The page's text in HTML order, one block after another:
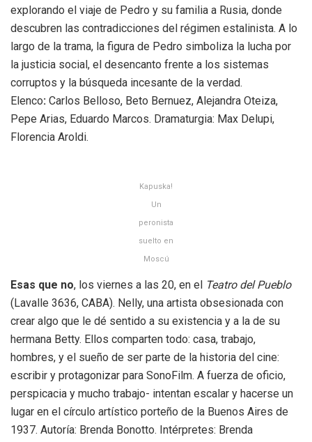
explorando el viaje de Pedro y su familia a Rusia, donde
descubren las contradicciones del régimen estalinista. A lo
largo de la trama, la figura de Pedro simboliza la lucha por
la justicia social, el desencanto frente a los sistemas
corruptos y la búsqueda incesante de la verdad.
Elenco: Carlos Belloso, Beto Bernuez, Alejandra Oteiza,
Pepe Arias, Eduardo Marcos. Dramaturgia: Max Delupi,
Florencia Aroldi.
Kapuska!
Un
peronista
suelto en
Moscú
Esas que no, los viernes a las 20, en el Teatro del Pueblo
(Lavalle 3636, CABA). Nelly, una artista obsesionada con
crear algo que le dé sentido a su existencia y a la de su
hermana Betty. Ellos comparten todo: casa, trabajo,
hombres, y el sueño de ser parte de la historia del cine:
escribir y protagonizar para SonoFilm. A fuerza de oficio,
perspicacia y mucho trabajo- intentan escalar y hacerse un
lugar en el círculo artístico porteño de la Buenos Aires de
1937. Autoría: Brenda Bonotto. Intérpretes: Brenda